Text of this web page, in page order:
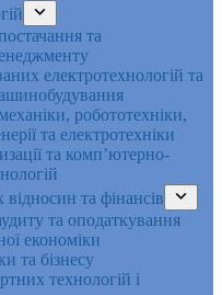
та
електротехнологій та
робототехніки,
та електротехніки
та комп’ютерно-
та фінансів
та оподаткування
економіки
та бізнесу
технологій і